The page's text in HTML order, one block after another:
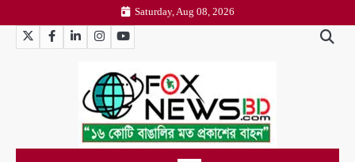
to
content
Saturday, Aug 08, 2026
TwitterFacebookLinkedInInstagramYouTube